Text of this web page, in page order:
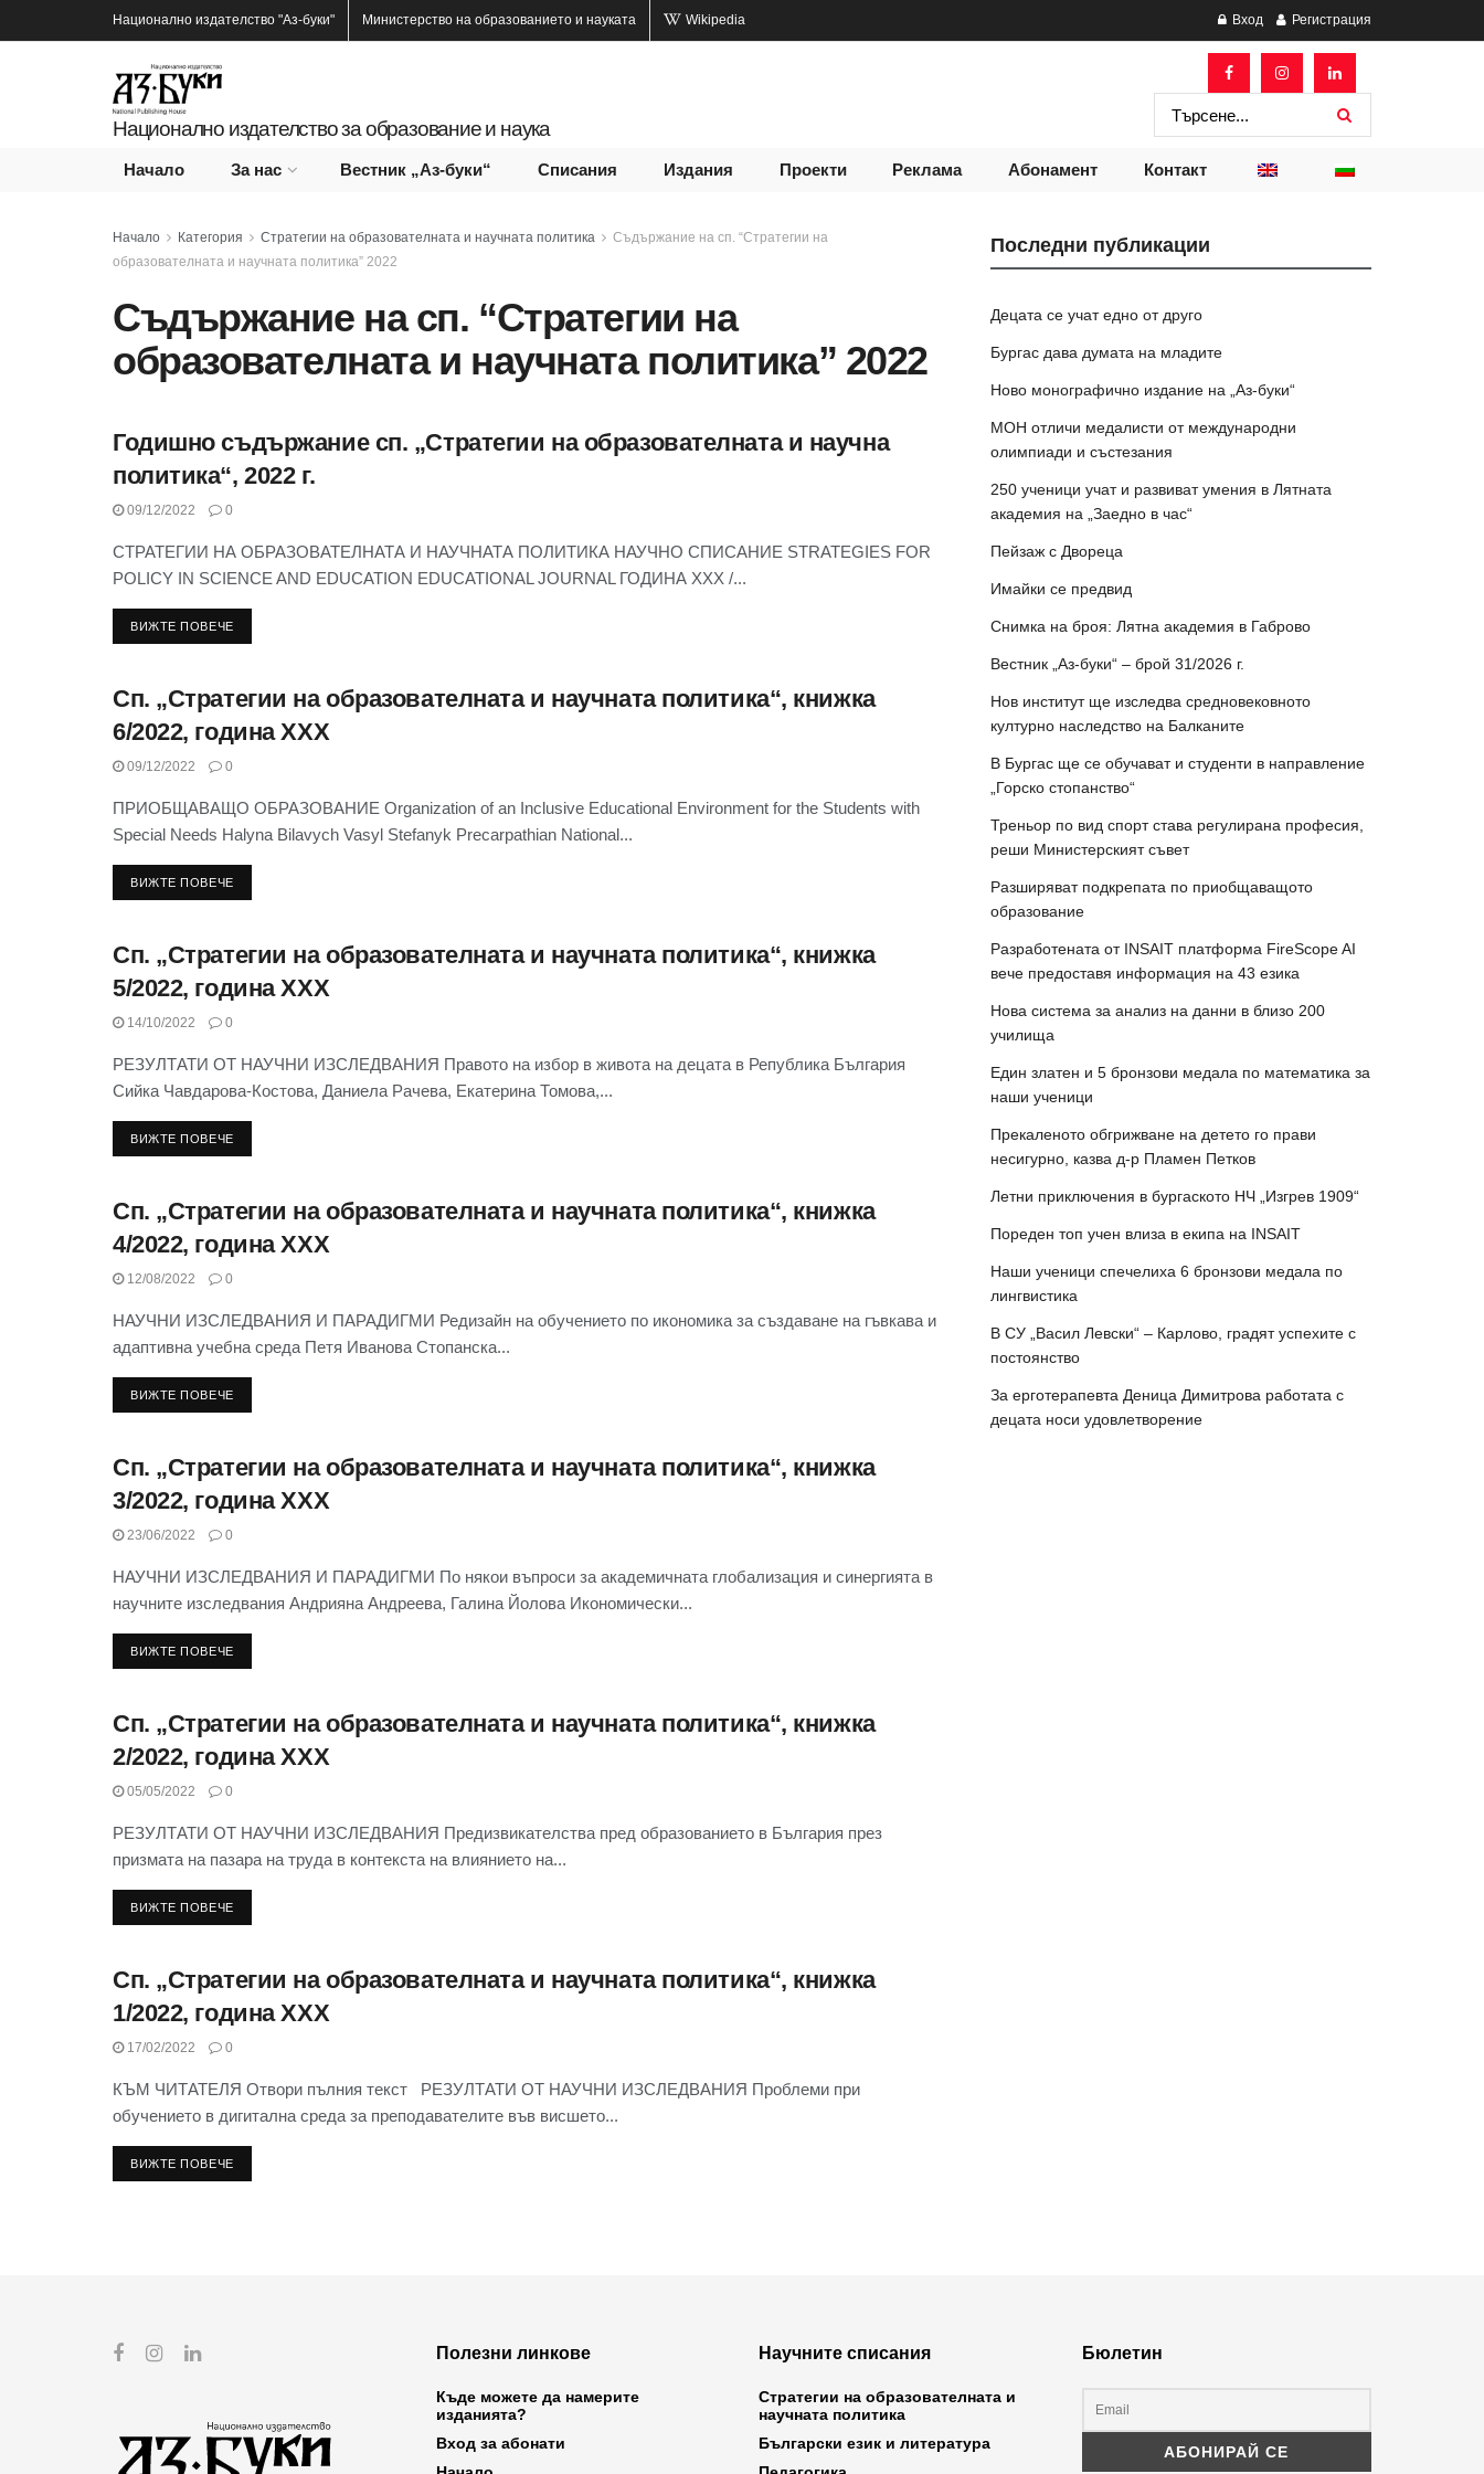
Национално издателство "Аз-буки" Министерство на образованието и науката Wikipedia Вход Регистрация
Национално издателство за образование и наука
Начало За нас Вестник „Аз-буки“ Списания Издания Проекти Реклама Абонамент Контакт
Начало Категория Стратегии на образователната и научната политика
Съдържание на сп. “Стратегии на
образователната и научната политика” 2022
Съдържание на сп. “Стратегии на
образователната и научната политика” 2022
СЪДЪРЖАНИЕ НА СП. “СТРАТЕГИИ НА
ОБРАЗОВАТЕЛНАТА И НАУЧНАТА ПОЛИТИКА” 2022
Годишно съдържание сп. „Стратегии на образователната и научна
политика“, 2022 г.
09/12/2022 0
СТРАТЕГИИ НА ОБРАЗОВАТЕЛНАТА И НАУЧНАТА ПОЛИТИКА НАУЧНО СПИСАНИЕ STRATEGIES FOR
POLICY IN SCIENCE AND EDUCATION EDUCATIONAL JOURNAL ГОДИНА XXX /...
ВИЖТЕ ПОВЕЧЕ
СЪДЪРЖАНИЕ НА СП. “СТРАТЕГИИ НА
ОБРАЗОВАТЕЛНАТА И НАУЧНАТА ПОЛИТИКА” 2022
Сп. „Стратегии на образователната и научната политика“, книжка
6/2022, година XXX
09/12/2022 0
ПРИОБЩАВАЩО ОБРАЗОВАНИЕ Organization of an Inclusive Educational Environment for the Students with
Special Needs Halyna Bilavych Vasyl Stefanyk Precarpathian National...
ВИЖТЕ ПОВЕЧЕ
СЪДЪРЖАНИЕ НА СП. “СТРАТЕГИИ НА
ОБРАЗОВАТЕЛНАТА И НАУЧНАТА ПОЛИТИКА” 2022
Сп. „Стратегии на образователната и научната политика“, книжка
5/2022, година XXX
14/10/2022 0
РЕЗУЛТАТИ ОТ НАУЧНИ ИЗСЛЕДВАНИЯ Правото на избор в живота на децата в Република България
Сийка Чавдарова-Костова, Даниела Рачева, Екатерина Томова,...
ВИЖТЕ ПОВЕЧЕ
СЪДЪРЖАНИЕ НА СП. “СТРАТЕГИИ НА
ОБРАЗОВАТЕЛНАТА И НАУЧНАТА ПОЛИТИКА” 2022
Сп. „Стратегии на образователната и научната политика“, книжка
4/2022, година XXX
12/08/2022 0
НАУЧНИ ИЗСЛЕДВАНИЯ И ПАРАДИГМИ Редизайн на обучението по икономика за създаване на гъвкава и
адаптивна учебна среда Петя Иванова Стопанска...
ВИЖТЕ ПОВЕЧЕ
СЪДЪРЖАНИЕ НА СП. “СТРАТЕГИИ НА
ОБРАЗОВАТЕЛНАТА И НАУЧНАТА ПОЛИТИКА” 2022
Сп. „Стратегии на образователната и научната политика“, книжка
3/2022, година XXX
23/06/2022 0
НАУЧНИ ИЗСЛЕДВАНИЯ И ПАРАДИГМИ По някои въпроси за академичната глобализация и синергията в
научните изследвания Андрияна Андреева, Галина Йолова Икономически...
ВИЖТЕ ПОВЕЧЕ
СЪДЪРЖАНИЕ НА СП. “СТРАТЕГИИ НА
ОБРАЗОВАТЕЛНАТА И НАУЧНАТА ПОЛИТИКА” 2022
Сп. „Стратегии на образователната и научната политика“, книжка
2/2022, година XXX
05/05/2022 0
РЕЗУЛТАТИ ОТ НАУЧНИ ИЗСЛЕДВАНИЯ Предизвикателства пред образованието в България през
призмата на пазара на труда в контекста на влиянието на...
ВИЖТЕ ПОВЕЧЕ
СЪДЪРЖАНИЕ НА СП. “СТРАТЕГИИ НА
ОБРАЗОВАТЕЛНАТА И НАУЧНАТА ПОЛИТИКА” 2022
Сп. „Стратегии на образователната и научната политика“, книжка
1/2022, година XXX
17/02/2022 0
КЪМ ЧИТАТЕЛЯ Отвори пълния текст РЕЗУЛТАТИ ОТ НАУЧНИ ИЗСЛЕДВАНИЯ Проблеми при
обучението в дигитална среда за преподавателите във висшето...
ВИЖТЕ ПОВЕЧЕ
Последни публикации
Децата се учат едно от друго
Бургас дава думата на младите
Ново монографично издание на „Аз-буки“
МОН отличи медалисти от международни
олимпиади и състезания
250 ученици учат и развиват умения в Лятната
академия на „Заедно в час“
Пейзаж с Двореца
Имайки се предвид
Снимка на броя: Лятна академия в Габрово
Вестник „Аз-буки“ – брой 31/2026 г.
Нов институт ще изследва средновековното
културно наследство на Балканите
В Бургас ще се обучават и студенти в направление
„Горско стопанство“
Треньор по вид спорт става регулирана професия,
реши Министерският съвет
Разширяват подкрепата по приобщаващото
образование
Разработената от INSAIT платформа FireScope AI
вече предоставя информация на 43 езика
Нова система за анализ на данни в близо 200
училища
Един златен и 5 бронзови медала по математика за
наши ученици
Прекаленото обгрижване на детето го прави
несигурно, казва д-р Пламен Петков
Летни приключения в бургаското НЧ „Изгрев 1909“
Пореден топ учен влиза в екипа на INSAIT
Наши ученици спечелиха 6 бронзови медала по
лингвистика
В СУ „Васил Левски“ – Карлово, градят успехите с
постоянство
За ерготерапевта Деница Димитрова работата с
децата носи удовлетворение
Полезни линкове
Къде можете да намерите
изданията?
Вход за абонати
Научните списания
Стратегии на образователната и
научната политика
Български език и литература
Бюлетин